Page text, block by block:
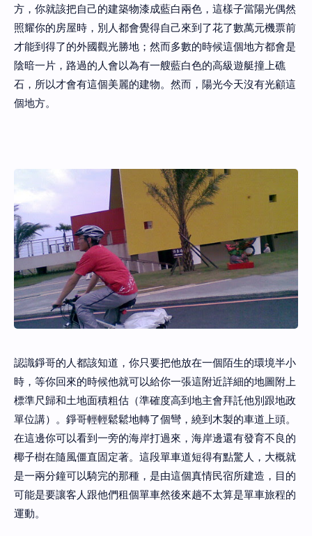
方，你就該把自己的建築物漆成藍白兩色，這樣子當陽光偶然
照耀你的房屋時，別人都會覺得自己來到了花了數萬元機票前
才能到得了的外國觀光勝地；然而多數的時候這個地方都會是
陰暗一片，路過的人會以為有一艘藍白色的高級遊艇撞上礁
石，所以才會有這個美麗的建物。然而，陽光今天沒有光顧這
個地方。
認識錚哥的人都該知道，你只要把他放在一個陌生的環境半小
時，等你回來的時候他就可以給你一張這附近詳細的地圖附上
標準尺歸和土地面積粗估（準確度高到地主會拜託他別跟地政
單位講）。錚哥輕輕鬆鬆地轉了個彎，繞到木製的車道上頭。
在這邊你可以看到一旁的海岸打過來，海岸邊還有發育不良的
椰子樹在隨風僵直固定著。這段單車道短得有點驚人，大概就
是一兩分鐘可以騎完的那種，是由這個真情民宿所建造，目的
可能是要讓客人跟他們租個單車然後來趟不太算是單車旅程的
運動。